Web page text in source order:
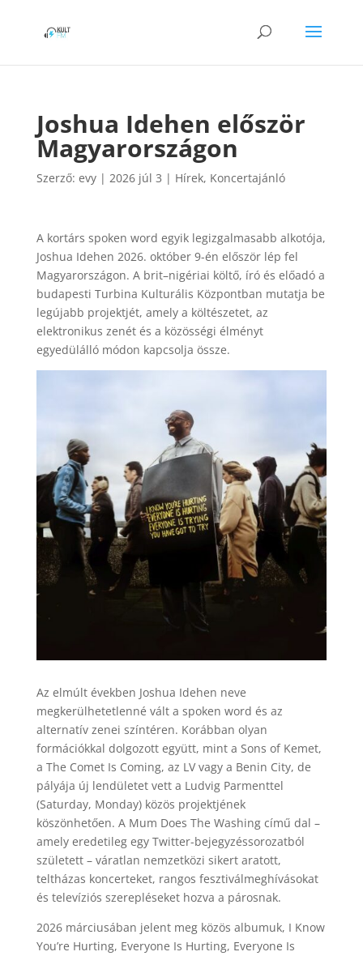
Joshua Idehen először
Magyarországon
Szerző: evy| 2026 júl 3 | Hírek, Koncertajánló
A kortárs spoken word egyik legizgalmasabb alkotója,
Joshua Idehen 2026. október 9-én először lép fel
Magyarországon. A brit–nigériai költő, író és előadó a
budapesti Turbina Kulturális Központban mutatja be
legújabb projektjét, amely a költészetet, az
elektronikus zenét és a közösségi élményt
egyedülálló módon kapcsolja össze.
Az elmúlt években Joshua Idehen neve
megkerülhetetlenné vált a spoken word és az
alternatív zenei színtéren. Korábban olyan
formációkkal dolgozott együtt, mint a Sons of Kemet,
a The Comet Is Coming, az LV vagy a Benin City, de
pályája új lendületet vett a Ludvig Parmenttel
(Saturday, Monday) közös projektjének
köszönhetően. A Mum Does The Washing című dal –
amely eredetileg egy Twitter-bejegyzéssorozatból
született – váratlan nemzetközi sikert aratott,
teltházas koncerteket, rangos fesztiválmeghívásokat
és televíziós szerepléseket hozva a párosnak.
2026 márciusában jelent meg közös albumuk, I Know
You’re Hurting, Everyone Is Hurting, Everyone Is